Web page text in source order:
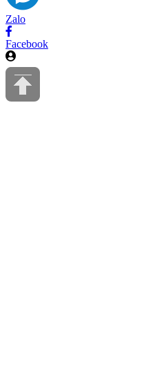
Zalo
Facebook